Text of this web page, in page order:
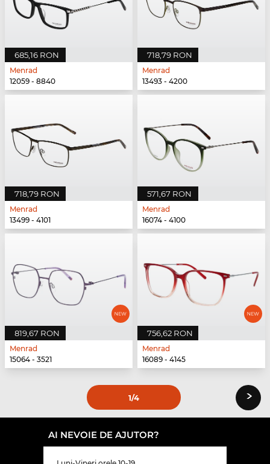
685,16 RON
Menrad
12059 - 8840
718,79 RON
Menrad
13493 - 4200
718,79 RON
Menrad
13499 - 4101
571,67 RON
Menrad
16074 - 4100
819,67 RON
Menrad
15064 - 3521
756,62 RON
Menrad
16089 - 4145
1/4 ›
AI NEVOIE DE AJUTOR?